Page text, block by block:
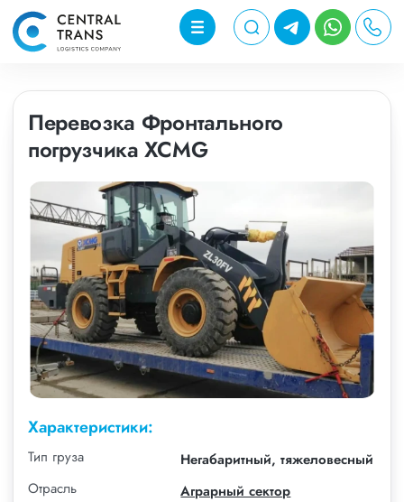
Перевозка Фронтального
погрузчика XCMG
Характеристики:
Тип груза
Негабаритный, тяжеловесный
Отрасль
Аграрный сектор